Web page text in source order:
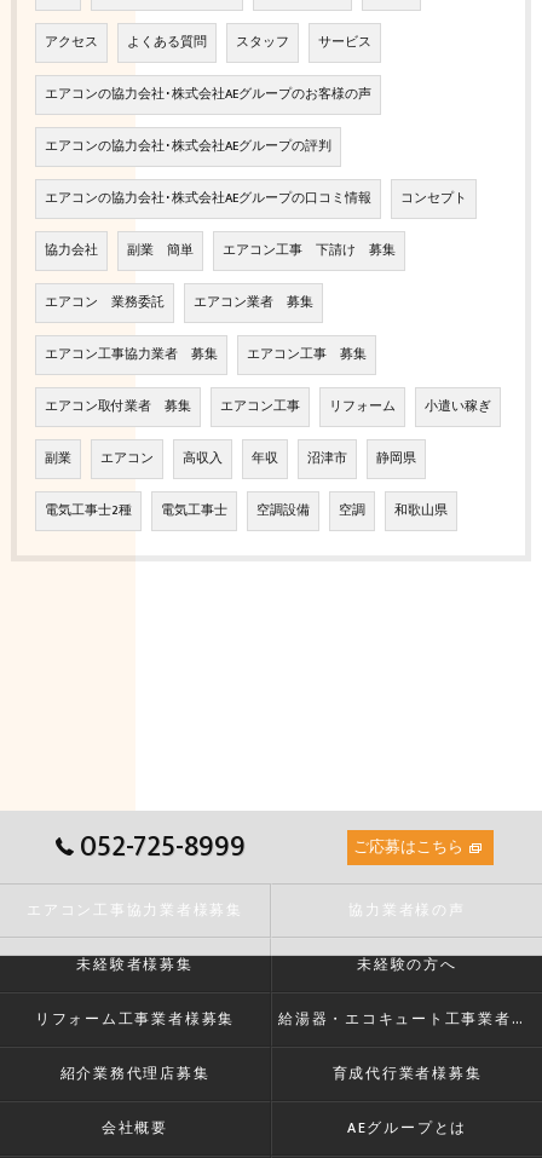
アクセス よくある質問 スタッフ サービス
エアコンの協力会社･株式会社AEグループのお客様の声
エアコンの協力会社･株式会社AEグループの評判
エアコンの協力会社･株式会社AEグループの口コミ情報 コンセプト
協力会社 副業 簡単 エアコン工事 下請け 募集
エアコン 業務委託 エアコン業者 募集
エアコン工事協力業者 募集 エアコン工事 募集
エアコン取付業者 募集 エアコン工事 リフォーム 小遣い稼ぎ
副業 エアコン 高収入 年収 沼津市 静岡県
電気工事士2種 電気工事士 空調設備 空調 和歌山県
052-725-8999 ご応募はこちら
エアコン工事協力業者様募集 協力業者様の声
未経験者様募集 未経験の方へ
リフォーム工事業者様募集 給湯器・エコキュート工事業者様募集
紹介業務代理店募集 育成代行業者様募集
会社概要 AEグループとは